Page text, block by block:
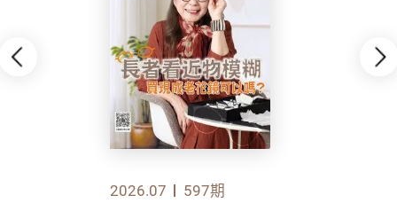
2026.07 597期